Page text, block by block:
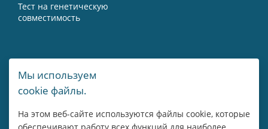
Тест на генетическую
совместимость
Контакты
г. Москва, Мичуринский пр-т, 15А
8 800 775 43 14
Мы используем
cookie файлы.
На этом веб-сайте используются файлы cookie, которые